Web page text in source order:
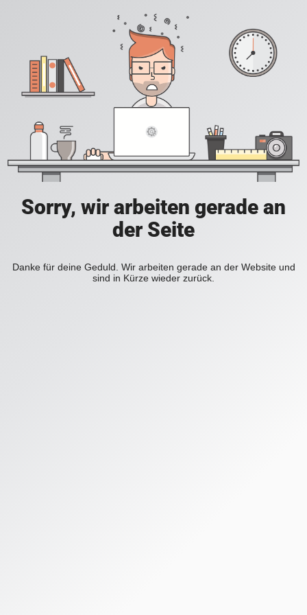
Sorry, wir arbeiten gerade an
der Seite
Danke für deine Geduld. Wir arbeiten gerade an der Website und
sind in Kürze wieder zurück.